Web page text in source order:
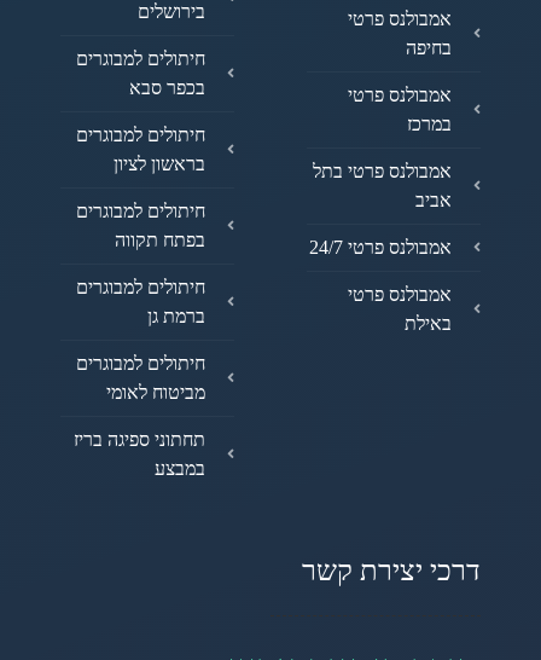
אמבולנס פרטי
בחיפה
אמבולנס פרטי
במרכז
אמבולנס פרטי בתל
אביב
אמבולנס פרטי 24/7
אמבולנס פרטי
באילת
בירושלים
חיתולים למבוגרים
בכפר סבא
חיתולים למבוגרים
בראשון לציון
חיתולים למבוגרים
בפתח תקווה
חיתולים למבוגרים
ברמת גן
חיתולים למבוגרים
מביטוח לאומי
תחתוני ספיגה בריז
במבצע
דרכי יצירת קשר